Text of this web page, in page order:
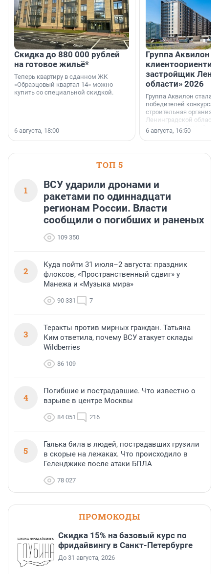
Скидка до 880 000 рублей
на готовое жильё*
Теперь квартиру в сданном ЖК
«Образцовый квартал 14» можно
купить со специальной скидкой.
6 августа, 18:00
Группа Аквилон
застройщик
области» 2026
Группа Аквилон стала
победителей конкурса
строительная
Ленинградской области
номинации «Самый
застройщик
области».
6 августа, 16:50
ТОП 5
1
ВСУ ударили дронами и
ракетами по одиннадцати
регионам России. Власти
сообщили о погибших и раненых
109 350
2
Куда пойти 31 июля–2 августа: праздник
флоксов, «Пространственный сдвиг» у
Манежа и «Музыка мира»
90 331 7
3
Теракты против мирных граждан. Татьяна
Ким ответила, почему ВСУ атакует склады
Wildberries
86 109
4
Погибшие и пострадавшие. Что известно о
взрыве в центре Москвы
84 051 216
5
Галька била в людей, пострадавших грузили
в скорые на лежаках. Что происходило в
Геленджике после атаки БПЛА
78 027
ПРОМОКОДЫ
Скидка 15% на базовый курс по
фридайвингу в Санкт-Петербурге
До 31 августа, 2026